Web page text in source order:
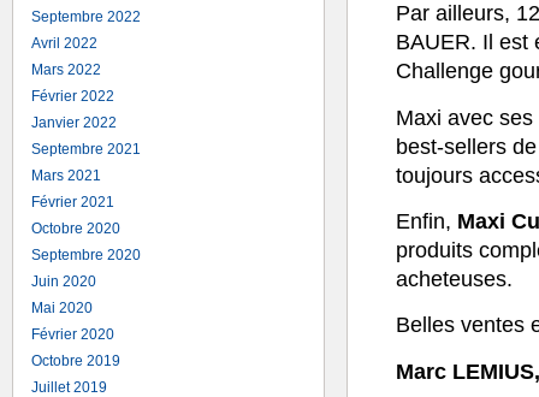
Par ailleurs,
BAUER. Il est
Challenge
Maxi avec ses
best-sellers
toujours
Enfin, Maxi
produits
acheteuses.
Belles ventes
Marc
Septembre 2022
Avril 2022
Mars 2022
Février 2022
Janvier 2022
Septembre 2021
Mars 2021
Février 2021
Octobre 2020
Septembre 2020
Juin 2020
Mai 2020
Février 2020
Octobre 2019
Juillet 2019